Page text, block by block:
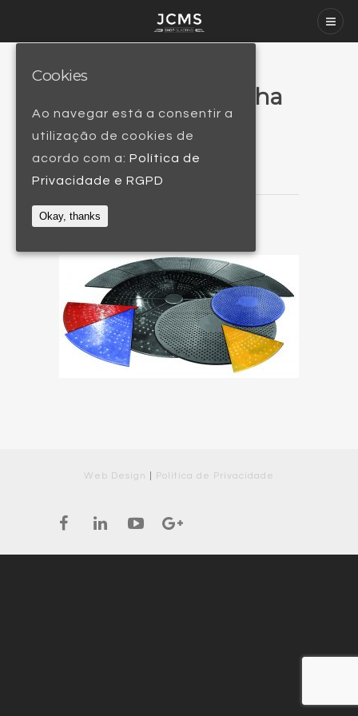
Tapetes de Borracha
01
Web Design Política de Privacidade
Cookies
Ao navegar está a consentir a
utilização de cookies de
acordo com a: Política de
Privacidade e RGPD
Okay, thanks